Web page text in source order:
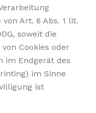
Art. 6 Abs. 1 lit.
soweit die
Cookies oder
im Endgerät des
im Sinne
ist